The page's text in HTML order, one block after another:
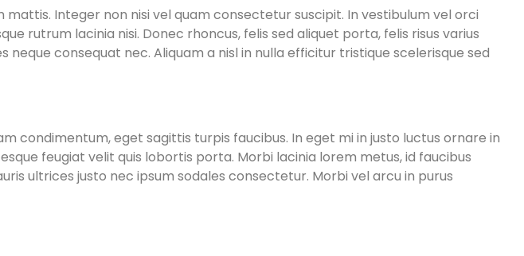
Integer non nisi vel quam consectetur suscipit. In vestibulum vel orci
rutrum lacinia nisi. Donec rhoncus, felis sed aliquet porta, felis risus varius
consequat nec. Aliquam a nisl in nulla efficitur tristique scelerisque sed
condimentum, eget sagittis turpis faucibus. In eget mi in justo luctus ornare in
feugiat velit quis lobortis porta. Morbi lacinia lorem metus, id faucibus
ultrices justo nec ipsum sodales consectetur. Morbi vel arcu in purus